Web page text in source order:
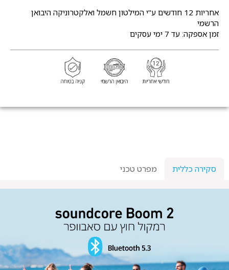
אחריות 12 חודשים
ע"י המילטון חשמל ואלקטרוניקה היבואן
הרשמי
זמן אספקה: עד 7 ימי עסקים
סקירה כללית מפרט טכני